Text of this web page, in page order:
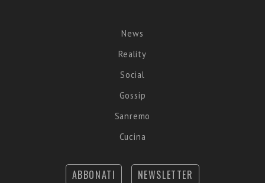
News
Reality
Social
Gossip
Sanremo
Cucina
ABBONATI NEWSLETTER